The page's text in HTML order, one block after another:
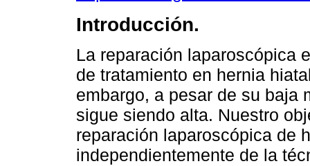
Introducción.
La reparación laparoscópica
de tratamiento en hernia
embargo, a pesar de su baja
sigue siendo alta. Nuestro
reparación laparoscópica de
independientemente de la